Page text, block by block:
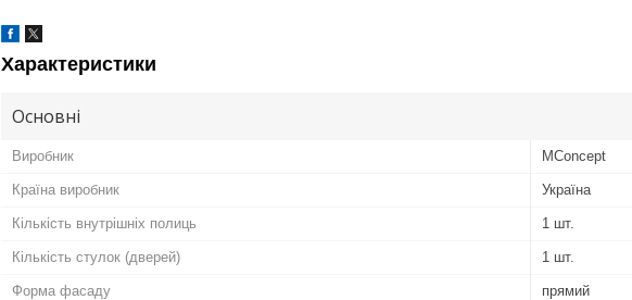
Характеристики
Основні
Виробник MConcept
Країна виробник Україна
Кількість внутрішніх полиць 1 шт.
Кількість стулок (дверей) 1 шт.
Форма фасаду прямий